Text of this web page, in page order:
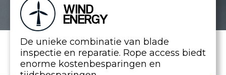
WIND
ENERGY
De unieke combinatie van blade
inspectie en reparatie. Rope access biedt
enorme kostenbesparingen en